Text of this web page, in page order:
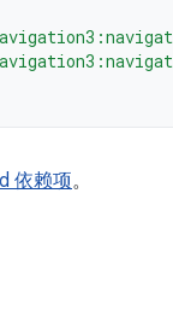
依赖项。